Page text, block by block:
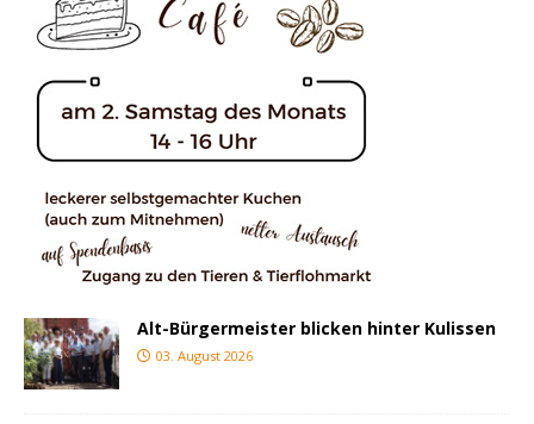
Alt-Bürgermeister blicken hinter Kulissen
03. August 2026